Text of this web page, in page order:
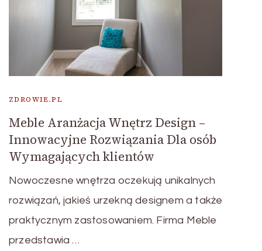
ZDROWIE.PL
Meble Aranżacja Wnętrz Design –
Innowacyjne Rozwiązania Dla osób
Wymagających klientów
Nowoczesne wnętrza oczekują unikalnych
rozwiązań, jakieś urzekną designem a także
praktycznym zastosowaniem. Firma Meble
przedstawia …